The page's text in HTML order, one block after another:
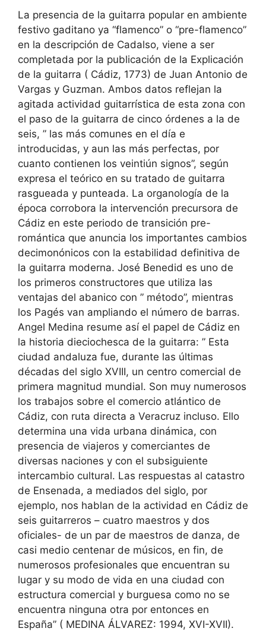
La presencia de la guitarra popular en ambiente
festivo gaditano ya “flamenco” o “pre-flamenco”
en la descripción de Cadalso, viene a ser
completada por la publicación de la Explicación
de la guitarra ( Cádiz, 1773) de Juan Antonio de
Vargas y Guzman. Ambos datos reflejan la
agitada actividad guitarrística de esta zona con
el paso de la guitarra de cinco órdenes a la de
seis, ” las más comunes en el día e
introducidas, y aun las más perfectas, por
cuanto contienen los veintiún signos”, según
expresa el teórico en su tratado de guitarra
rasgueada y punteada. La organología de la
época corrobora la intervención precursora de
Cádiz en este periodo de transición pre-
romántica que anuncia los importantes cambios
decimonónicos con la estabilidad definitiva de
la guitarra moderna. José Benedid es uno de
los primeros constructores que utiliza las
ventajas del abanico con ” método”, mientras
los Pagés van ampliando el número de barras.
Angel Medina resume así el papel de Cádiz en
la historia dieciochesca de la guitarra: ” Esta
ciudad andaluza fue, durante las últimas
décadas del siglo XVIII, un centro comercial de
primera magnitud mundial. Son muy numerosos
los trabajos sobre el comercio atlántico de
Cádiz, con ruta directa a Veracruz incluso. Ello
determina una vida urbana dinámica, con
presencia de viajeros y comerciantes de
diversas naciones y con el subsiguiente
intercambio cultural. Las respuestas al catastro
de Ensenada, a mediados del siglo, por
ejemplo, nos hablan de la actividad en Cádiz de
seis guitarreros – cuatro maestros y dos
oficiales- de un par de maestros de danza, de
casi medio centenar de músicos, en fin, de
numerosos profesionales que encuentran su
lugar y su modo de vida en una ciudad con
estructura comercial y burguesa como no se
encuentra ninguna otra por entonces en
España” ( MEDINA ÁLVAREZ: 1994, XVI-XVII).